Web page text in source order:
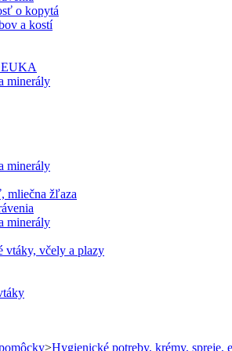
o kopytá
a kostí
minerály
minerály
mliečna žľaza
minerály
vtáky, včely a plazy
>Hygienické potreby, krémy, spreje,